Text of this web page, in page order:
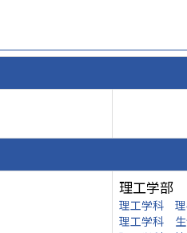
理工学部
理工学科 理
理工学科 生